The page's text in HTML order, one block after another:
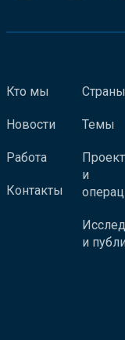
Кто мы
Новости
Работа
Контакты
Страны
Темы
и
и